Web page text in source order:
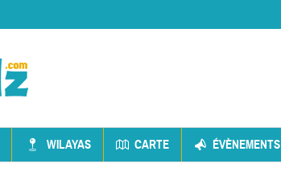
WILAYAS CARTE ÉVÈNEMENTS